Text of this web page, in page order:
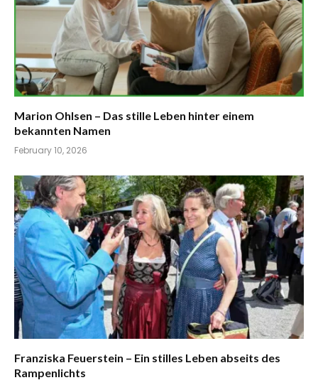
Marion Ohlsen – Das stille Leben hinter einem
bekannten Namen
February 10, 2026
Franziska Feuerstein – Ein stilles Leben abseits des
Rampenlichts